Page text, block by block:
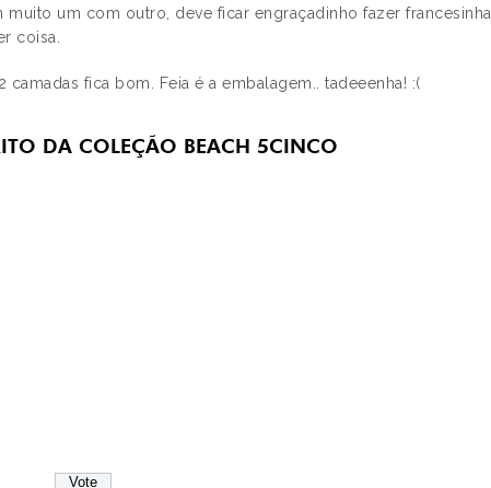
um com outro, deve ficar engraçadinho fazer francesinha
coisa.
fica bom. Feia é a embalagem.. tadeeenha! :(
DA COLEÇÃO BEACH 5CINCO